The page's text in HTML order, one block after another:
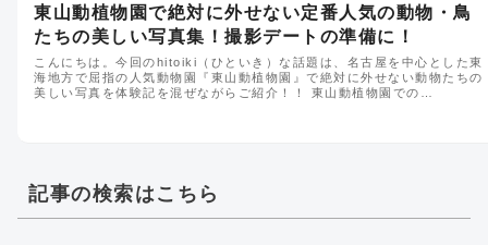
東山動植物園で絶対に外せない定番人気の動物・鳥
たちの美しい写真集！撮影デートの準備に！
こんにちは。今回のhitoiki（ひといき）な話題は、名古屋を中心とした東
海地方で屈指の人気動物園『東山動植物園』で絶対に外せない動物たちの
美しい写真を体験記を混ぜながらご紹介！！ 東山動植物園での…
記事の検索はこちら